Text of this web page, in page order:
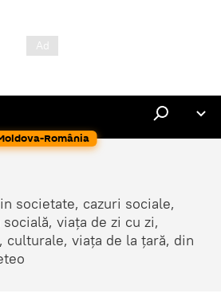
România
societate, cazuri sociale,
viața de zi cu zi,
culturale, viața de la țară, din